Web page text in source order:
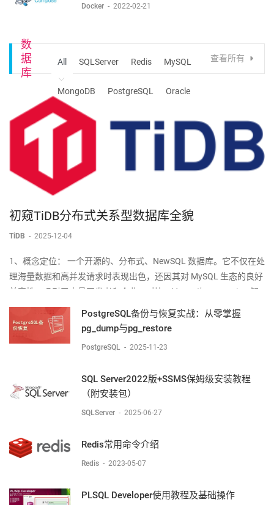
Docker - 2022-02-21
数
据
库
All SQLServer Redis MySQL
MongoDB PostgreSQL Oracle
TiDB
查看所有
初窥TiDB分布式关系型数据库全貌
TiDB - 2025-12-04
1、概念定位： 一个开源的、分布式、NewSQL 数据库。它不仅在处
理海量数据和高并发请求时表现出色，还因其对 MySQL 生态的良好
兼容性，吸引了大量开发者和企业。对比 OldSQL (如 MySQL)： 解
决了单机容量瓶颈、性能瓶颈和高可用问题。对比 NoSQL (如
MongoDB/Cassa
PostgreSQL备份与恢复实战：从零掌握
pg_dump与pg_restore
PostgreSQL - 2025-11-23
SQL Server2022版+SSMS保姆级安装教程
（附安装包）
SQLServer - 2025-06-27
Redis常用命令介绍
Redis - 2023-05-07
PLSQL Developer使用教程及基础操作